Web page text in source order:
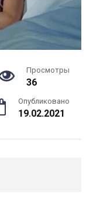
Просмотры
36
Опубликовано
19.02.2021